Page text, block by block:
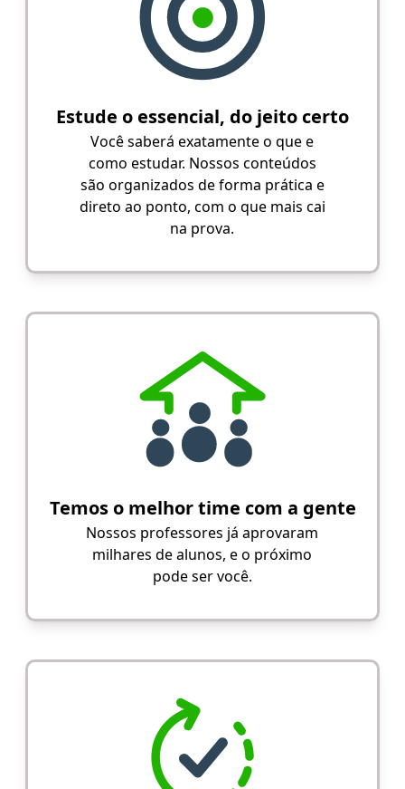
Estude o essencial, do jeito certo
Você saberá exatamente o que e
como estudar. Nossos conteúdos
são organizados de forma prática e
direto ao ponto, com o que mais cai
na prova.
Temos o melhor time com a gente
Nossos professores já aprovaram
milhares de alunos, e o próximo
pode ser você.